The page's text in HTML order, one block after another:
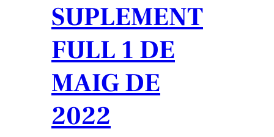
SUPLEMENT
FULL 1 DE
MAIG DE
2022